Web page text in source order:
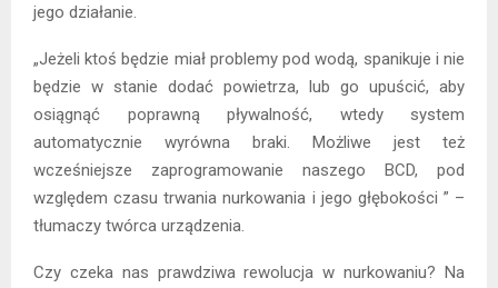
jego działanie.
„Jeżeli ktoś będzie miał problemy pod wodą, spanikuje i nie
będzie w stanie dodać powietrza, lub go upuścić, aby
osiągnąć poprawną pływalność, wtedy system
automatycznie wyrówna braki. Możliwe jest też
wcześniejsze zaprogramowanie naszego BCD, pod
względem czasu trwania nurkowania i jego głębokości ” –
tłumaczy twórca urządzenia.
Czy czeka nas prawdziwa rewolucja w nurkowaniu? Na